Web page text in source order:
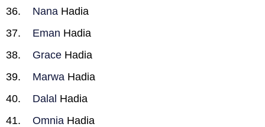
Nana Hadia
Eman Hadia
Grace Hadia
Marwa Hadia
Dalal Hadia
Omnia Hadia